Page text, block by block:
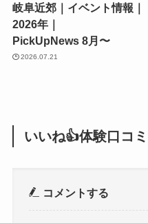
岐阜近郊｜イベント情報｜
2026年｜
PickUpNews 8月〜
2026.07.21
いいね👍体験口コミ
コメントする